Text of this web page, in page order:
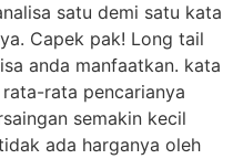
satu demi satu kata
Capek pak! Long tail
anda manfaatkan. kata
rata pencarianya
semakin kecil
ada harganya oleh